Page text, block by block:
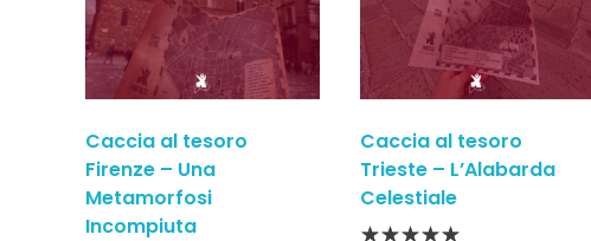
Caccia al tesoro
Firenze – Una
Metamorfosi
Incompiuta
Caccia al tesoro
Trieste – L’Alabarda
Celestiale